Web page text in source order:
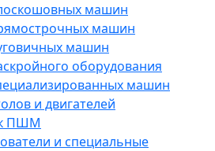
машин
машин
машин
оборудования
машин
и двигателей
ПШМ
и специальные